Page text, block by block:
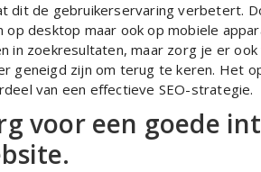
dit de gebruikerservaring verbetert.
op desktop maar ook op mobiele
in zoekresultaten, maar zorg je er
geneigd zijn om terug te keren. Het
van een effectieve SEO-strategie.
voor een goede